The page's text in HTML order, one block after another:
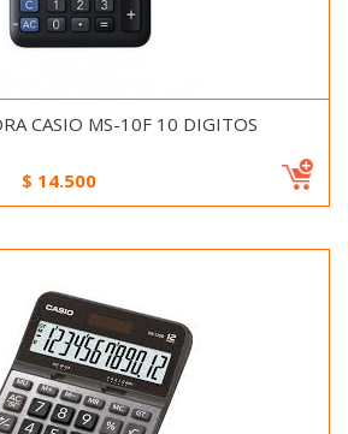
CASIO MS-10F 10 DIGITOS
$ 14.500